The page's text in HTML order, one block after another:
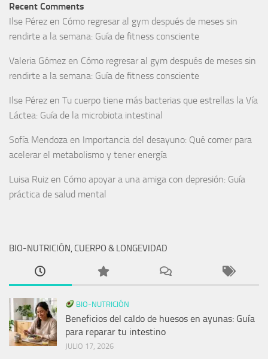
Recent Comments
Ilse Pérez en Cómo regresar al gym después de meses sin
rendirte a la semana: Guía de fitness consciente
Valeria Gómez en Cómo regresar al gym después de meses sin
rendirte a la semana: Guía de fitness consciente
Ilse Pérez en Tu cuerpo tiene más bacterias que estrellas la Vía
Láctea: Guía de la microbiota intestinal
Sofía Mendoza en Importancia del desayuno: Qué comer para
acelerar el metabolismo y tener energía
Luisa Ruiz en Cómo apoyar a una amiga con depresión: Guía
práctica de salud mental
BIO-NUTRICIÓN, CUERPO & LONGEVIDAD
BIO-NUTRICIÓN
Beneficios del caldo de huesos en ayunas: Guía
para reparar tu intestino
JULIO 17, 2026